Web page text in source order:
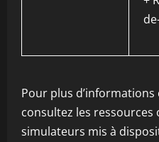
Pour plus
consultez les ressources
simulateurs mis à